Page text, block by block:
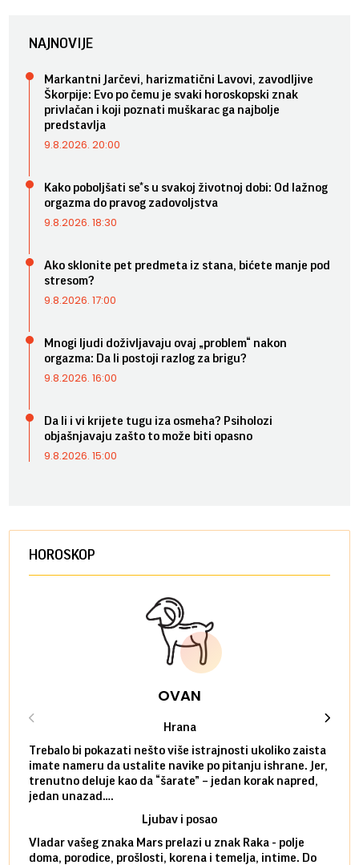
NAJNOVIJE
Markantni Jarčevi, harizmatični Lavovi, zavodljive
Škorpije: Evo po čemu je svaki horoskopski znak
privlačan i koji poznati muškarac ga najbolje
predstavlja
9.8.2026. 20:00
Kako poboljšati se*s u svakoj životnoj dobi: Od lažnog
orgazma do pravog zadovoljstva
9.8.2026. 18:30
Ako sklonite pet predmeta iz stana, bićete manje pod
stresom?
9.8.2026. 17:00
Mnogi ljudi doživljavaju ovaj „problem“ nakon
orgazma: Da li postoji razlog za brigu?
9.8.2026. 16:00
Da li i vi krijete tugu iza osmeha? Psiholozi
objašnjavaju zašto to može biti opasno
9.8.2026. 15:00
HOROSKOP
OVAN
Hrana
Trebalo bi pokazati nešto više istrajnosti ukoliko zaista
imate nameru da ustalite navike po pitanju ishrane. Jer,
trenutno deluje kao da “šarate” – jedan korak napred,
jedan unazad….
Ljubav i posao
Vladar vašeg znaka Mars prelazi u znak Raka - polje
doma, porodice, prošlosti, korena i temelja, intime. Do